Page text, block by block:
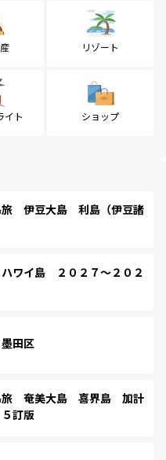
リゾート
イト ショップ
伊豆大島 利島（伊豆諸
ワイ島 ２０２７～２０２
田区
旅 奄美大島 喜界島 加計
訂版